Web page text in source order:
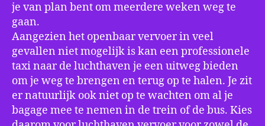
je van plan bent om meerdere weken weg te
gaan.
Aangezien het openbaar vervoer in veel
gevallen niet mogelijk is kan een professionele
taxi naar de luchthaven je een uitweg bieden
om je weg te brengen en terug op te halen. Je zit
er natuurlijk ook niet op te wachten om al je
bagage mee te nemen in de trein of de bus. Kies